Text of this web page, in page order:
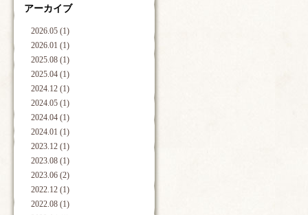
アーカイブ
2026.05 (1)
2026.01 (1)
2025.08 (1)
2025.04 (1)
2024.12 (1)
2024.05 (1)
2024.04 (1)
2024.01 (1)
2023.12 (1)
2023.08 (1)
2023.06 (2)
2022.12 (1)
2022.08 (1)